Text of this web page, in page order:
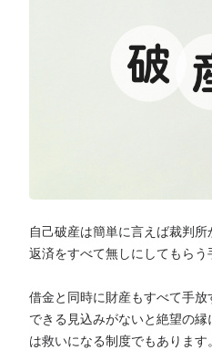
自己破産は簡単に言えば裁判
返済をすべて無しにしてもらう
借金と同時に財産もすべて手
できる見込みがないと絶望の
は救いになる制度でもあります